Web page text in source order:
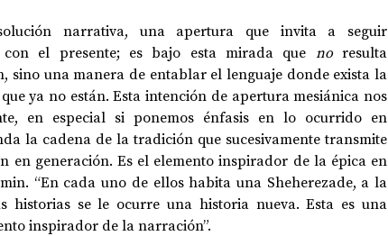
narrativa, una apertura que invita a seguir
el presente; es bajo esta mirada que no resulta
sino una manera de entablar el lenguaje donde exista la
ya no están. Esta intención de apertura mesiánica nos
en especial si ponemos énfasis en lo ocurrido en
la cadena de la tradición que sucesivamente transmite
en generación. Es el elemento inspirador de la épica en
“En cada uno de ellos habita una Sheherezade, a la
inspirador de la narración”.